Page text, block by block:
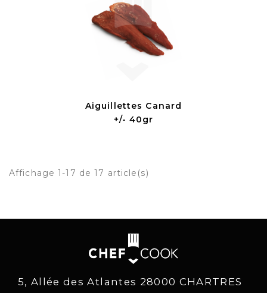
Aiguillettes Canard
+/- 40gr
Affichage 1-17 de 17 article(s)
5, Allée des Atlantes 28000 CHARTRES